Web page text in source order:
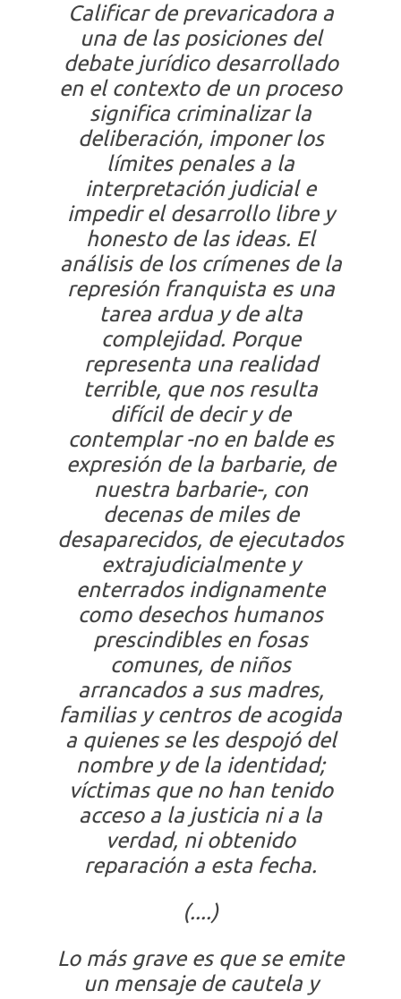
Calificar de prevaricadora a
una de las posiciones del
debate jurídico desarrollado
en el contexto de un proceso
significa criminalizar la
deliberación, imponer los
límites penales a la
interpretación judicial e
impedir el desarrollo libre y
honesto de las ideas. El
análisis de los crímenes de la
represión franquista es una
tarea ardua y de alta
complejidad. Porque
representa una realidad
terrible, que nos resulta
difícil de decir y de
contemplar -no en balde es
expresión de la barbarie, de
nuestra barbarie-, con
decenas de miles de
desaparecidos, de ejecutados
extrajudicialmente y
enterrados indignamente
como desechos humanos
prescindibles en fosas
comunes, de niños
arrancados a sus madres,
familias y centros de acogida
a quienes se les despojó del
nombre y de la identidad;
víctimas que no han tenido
acceso a la justicia ni a la
verdad, ni obtenido
reparación a esta fecha.
(....)
Lo más grave es que se emite
un mensaje de cautela y